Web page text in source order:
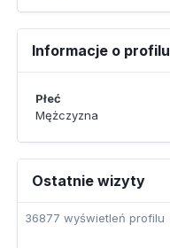
Informacje o profilu
Płeć
Mężczyzna
Ostatnie wizyty
36877 wyświetleń profilu